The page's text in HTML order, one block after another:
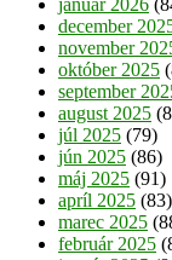
december
november
október 2025
september
august 2025
júl 2025 (79)
jún 2025 (86)
máj 2025 (91)
apríl 2025 (83)
marec 2025
február 2025